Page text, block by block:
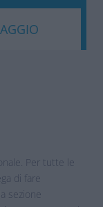
Per tutte le
di fare
sezione